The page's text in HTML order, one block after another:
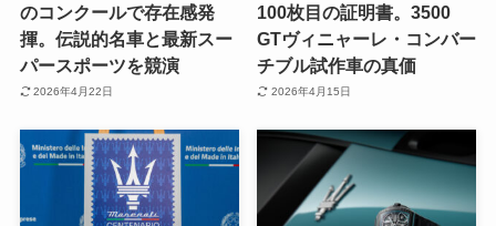
のコンクールで存在感発
揮。伝説的名車と最新スー
パースポーツを競演
2026年4月22日
100枚目の証明書。3500
GTヴィニャーレ・コンバー
チブル試作車の真価
2026年4月15日